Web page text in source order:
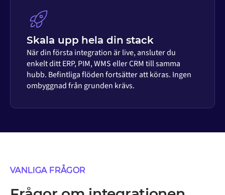
Skala upp hela din stack
När din första integration är live, ansluter du
enkelt ditt ERP, PIM, WMS eller CRM till samma
hubb. Befintliga flöden fortsätter att köras. Ingen
ombyggnad från grunden krävs.
VANLIGA FRÅGOR